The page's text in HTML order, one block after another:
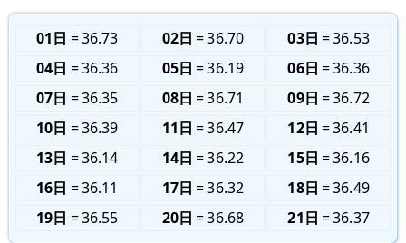
01日 36.73 02日 36.70 03日
36.53
04日
36.36 05日 36.19 06日
36.36
07日
36.35 08日 36.71 09日
36.72
10日
36.39 11日 36.47 12日
36.41
13日
36.14 14日 36.22 15日
36.16
16日
36.11 17日 36.32 18日
36.49
19日
36.55 20日 36.68 21日 36.37